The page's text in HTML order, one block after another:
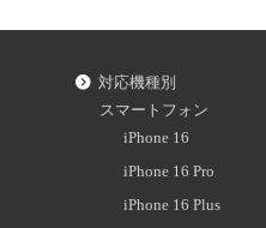
対応機種別
スマートフォン
iPhone 16
iPhone 16 Pro
iPhone 16 Plus